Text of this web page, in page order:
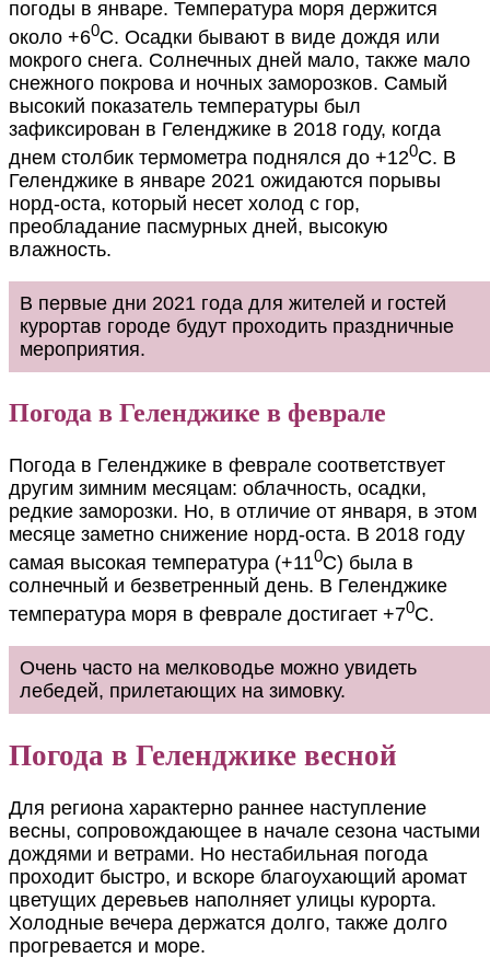
погоды в январе. Температура моря держится
около +60С. Осадки бывают в виде дождя или
мокрого снега. Солнечных дней мало, также мало
снежного покрова и ночных заморозков. Самый
высокий показатель температуры был
зафиксирован в Геленджике в 2018 году, когда
днем столбик термометра поднялся до +120С. В
Геленджике в январе 2021 ожидаются порывы
норд-оста, который несет холод с гор,
преобладание пасмурных дней, высокую
влажность.
В первые дни 2021 года для жителей и гостей
курортав городе будут проходить праздничные
мероприятия.
Погода в Геленджике в феврале
Погода в Геленджике в феврале соответствует
другим зимним месяцам: облачность, осадки,
редкие заморозки. Но, в отличие от января, в этом
месяце заметно снижение норд-оста. В 2018 году
самая высокая температура (+110С) была в
солнечный и безветренный день. В Геленджике
температура моря в феврале достигает +70С.
Очень часто на мелководье можно увидеть
лебедей, прилетающих на зимовку.
Погода в Геленджике весной
Для региона характерно раннее наступление
весны, сопровождающее в начале сезона частыми
дождями и ветрами. Но нестабильная погода
проходит быстро, и вскоре благоухающий аромат
цветущих деревьев наполняет улицы курорта.
Холодные вечера держатся долго, также долго
прогревается и море.